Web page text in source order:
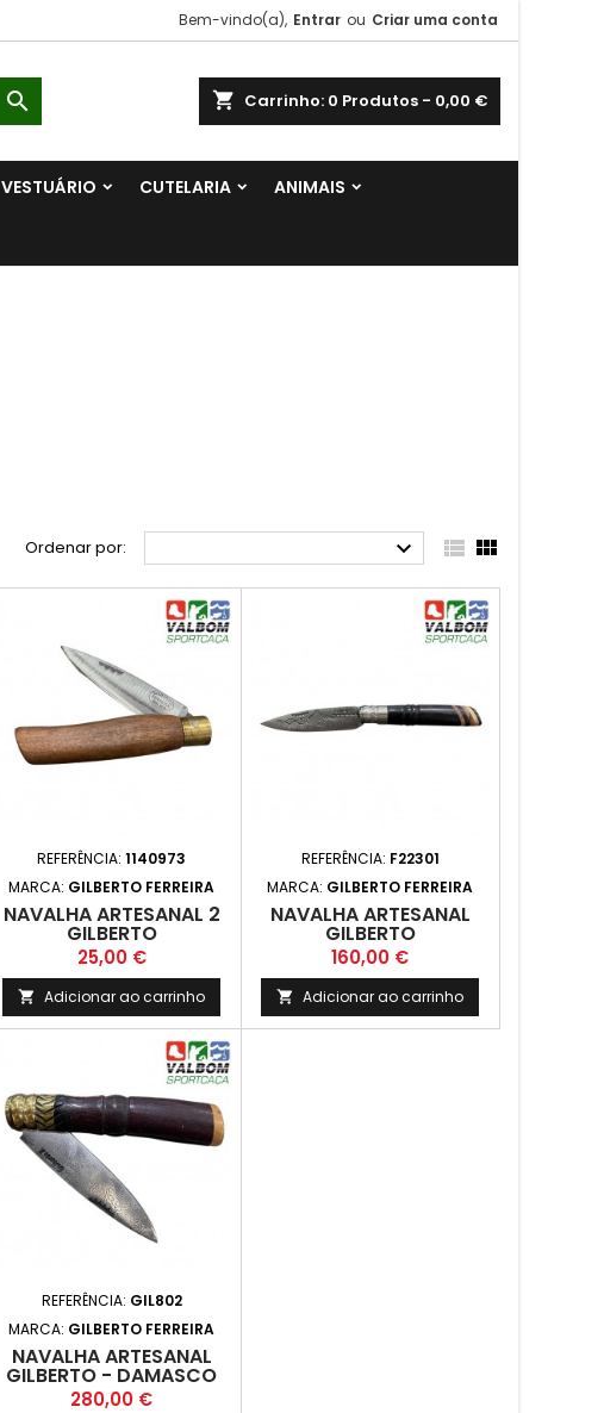
Bem-vindo(a), Entrar ou Criar uma conta
shopping_cart Carrinho: 0 Produtos - 0,00 €

VESTUÁRIO CUTELARIA ANIMAIS
Ordenar por:   
REFERÊNCIA:1140973
MARCA: GILBERTO FERREIRA
NAVALHA ARTESANAL 2
GILBERTO
Preço
25,00 €
 Adicionar ao carrinho
REFERÊNCIA: F22301
MARCA: GILBERTO FERREIRA
NAVALHA ARTESANAL
GILBERTO
Preço
160,00 €
 Adicionar ao carrinho
REFERÊNCIA: GIL802
MARCA: GILBERTO FERREIRA
NAVALHA ARTESANAL
GILBERTO - DAMASCO
Preço
280,00 €